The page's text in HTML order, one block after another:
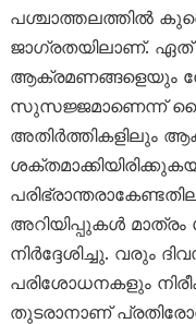
പശ്ചാത്തലത്തിൽ
ജാഗ്രതയിലാണ്. ഏത്
ആക്രമണങ്ങളെയും
സുസജ്ജമാണെന്ന്
അതിർത്തികളിലും
അറിയിപ്പുകൾ
നിർദ്ദേശിച്ചു. വരും
പരിശോധനകളും
തുടരാനാണ്